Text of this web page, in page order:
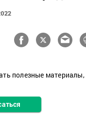
полезные